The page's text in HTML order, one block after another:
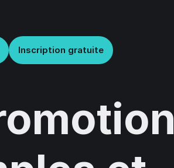
Inscription gratuite